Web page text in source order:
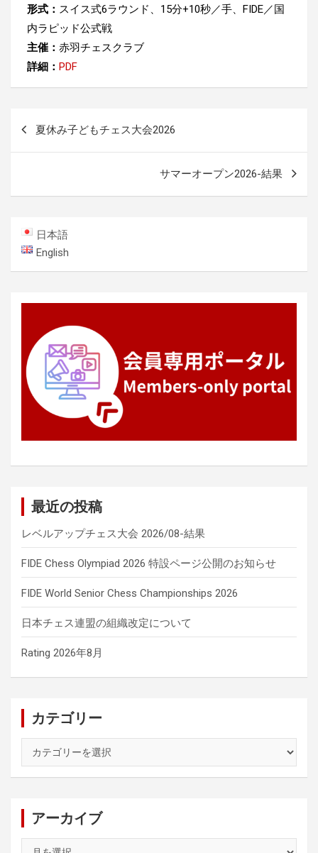
形式： スイス式6ラウンド、15分+10秒／手、FIDE／国
内ラピッド公式戦
主催： 赤羽チェスクラブ
詳細： PDF
ー
シ
ョ
ン
夏休み子どもチェス大会2026
サマーオープン2026-結果
日本語
English
最近の投稿
レベルアップチェス大会 2026/08-結果
FIDE Chess Olympiad 2026 特設ページ公開のお知らせ
FIDE World Senior Chess Championships 2026
日本チェス連盟の組織改定について
Rating 2026年8月
カテゴリー
ゴ
アーカイブ